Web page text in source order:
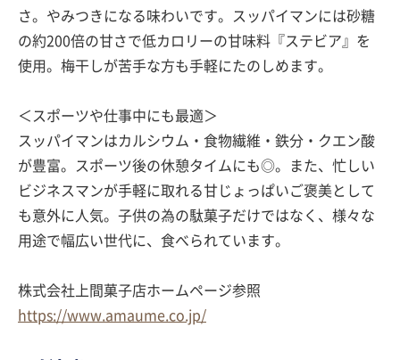
さ。やみつきになる味わいです。スッパイマンには砂糖
の約200倍の甘さで低カロリーの甘味料『ステビア』を
使用。梅干しが苦手な方も手軽にたのしめます。
＜スポーツや仕事中にも最適＞
スッパイマンはカルシウム・食物繊維・鉄分・クエン酸
が豊富。スポーツ後の休憩タイムにも◎。また、忙しい
ビジネスマンが手軽に取れる甘じょっぱいご褒美として
も意外に人気。子供の為の駄菓子だけではなく、様々な
用途で幅広い世代に、食べられています。
株式会社上間菓子店ホームページ参照
https://www.amaume.co.jp/